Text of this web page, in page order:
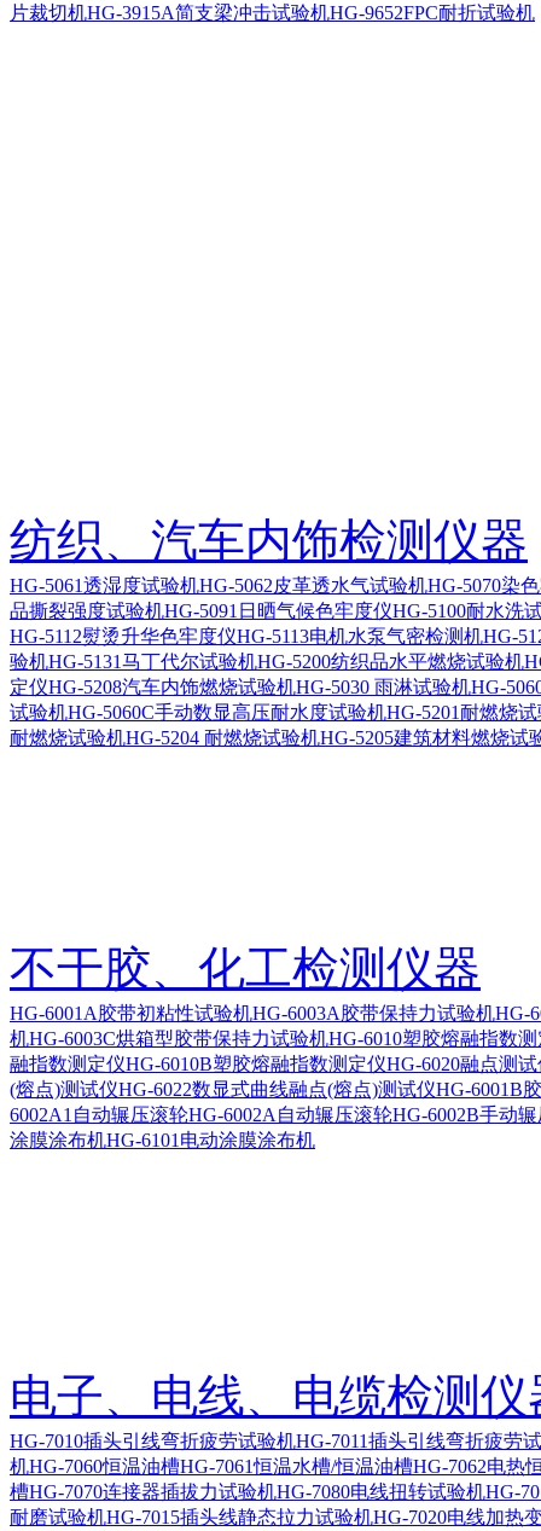
片裁切机HG-3915A简支梁冲击试验机HG-9652FPC耐折试验机
纺织、汽车内饰检测仪器
HG-5061透湿度试验机HG-5062皮革透水气试验机HG-5070染
品撕裂强度试验机HG-5091日晒气候色牢度仪HG-5100耐水洗
HG-5112熨烫升华色牢度仪HG-5113电机水泵气密检测机HG-
验机HG-5131马丁代尔试验机HG-5200纺织品水平燃烧试验机
定仪HG-5208汽车内饰燃烧试验机HG-5030 雨淋试验机HG-
试验机HG-5060C手动数显高压耐水度试验机HG-5201耐燃烧
耐燃烧试验机HG-5204 耐燃烧试验机HG-5205建筑材料燃烧试
不干胶、化工检测仪器
HG-6001A胶带初粘性试验机HG-6003A胶带保持力试验机HG-
机HG-6003C烘箱型胶带保持力试验机HG-6010塑胶熔融指数
融指数测定仪HG-6010B塑胶熔融指数测定仪HG-6020融点测
(熔点)测试仪HG-6022数显式曲线融点(熔点)测试仪HG-6001B
6002A1自动辗压滚轮HG-6002A自动辗压滚轮HG-6002B手动
涂膜涂布机HG-6101电动涂膜涂布机
电子、电线、电缆检测仪
HG-7010插头引线弯折疲劳试验机HG-7011插头引线弯折疲劳
机HG-7060恒温油槽HG-7061恒温水槽/恒温油槽HG-7062电热
槽HG-7070连接器插拔力试验机HG-7080电线扭转试验机HG-
耐磨试验机HG-7015插头线静态拉力试验机HG-7020电线加热